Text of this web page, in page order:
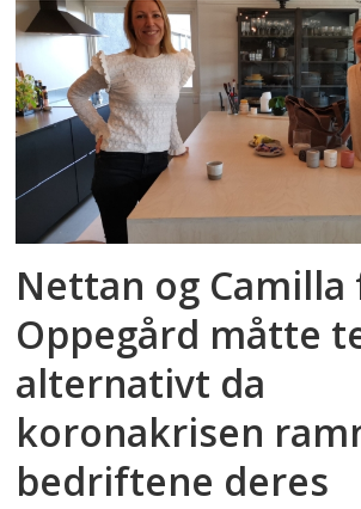
Nettan og Camilla
Oppegård måtte
alternativt da
koronakrisen
bedriftene deres